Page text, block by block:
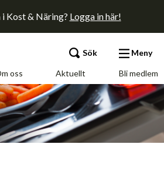
Kost & Näring? Logga in här!
oss Aktuellt Bli medlem
Sök Meny